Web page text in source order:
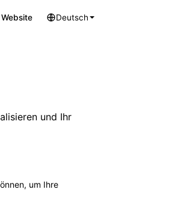
Deutsch
und Ihr
um Ihre